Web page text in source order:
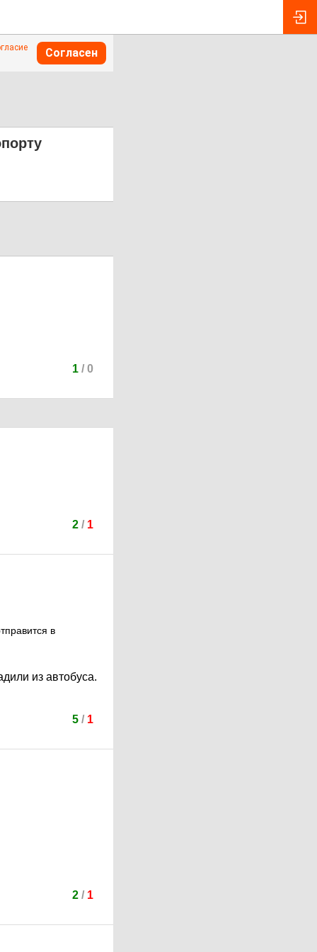
Согласен
1/ 0
2/ 1
в
из автобуса.
5/ 1
2/ 1